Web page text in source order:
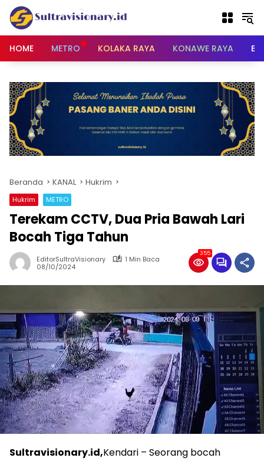
Langsung
konten
HOME
METRO KOLAKA RAYA KONAWE RAYA
Beranda KANAL Hukrim
Hukrim METRO
Terekam CCTV, Dua Pria Bawah Lari
Bocah Tiga Tahun
EditorSultraVisionary
1 Min Baca
08/10/2024
355
Sultravisionary.id,Kendari – Seorang bocah